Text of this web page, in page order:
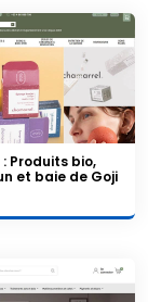
Produits bio,
et baie de Goji